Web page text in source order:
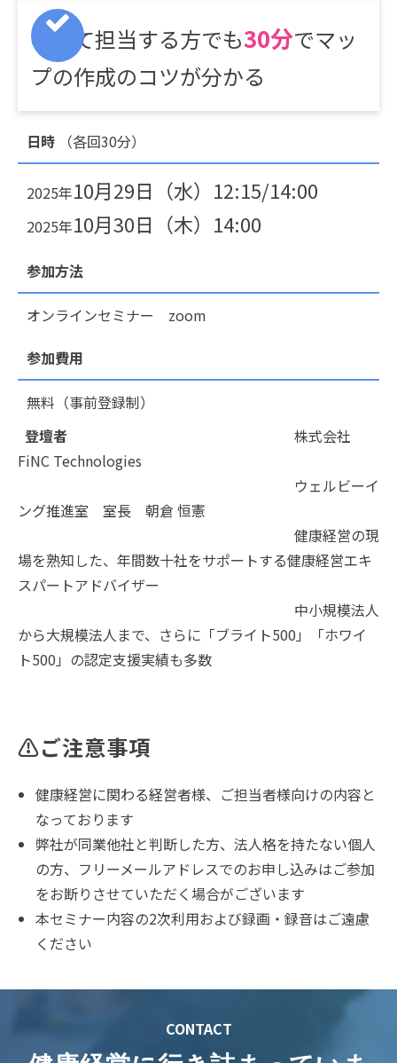
初めて担当する方でも30分でマッ
プの作成のコツが分かる
日時 （各回30分）
2025年10月29日（水）12:15/14:00
2025年10月30日（木）14:00
参加方法
オンラインセミナー zoom
参加費用
無料（事前登録制）
登壇者 株式会社
FiNC Technologies
ウェルビーイ
ング推進室 室長 朝倉 恒憲
健康経営の現
場を熟知した、年間数十社をサポートする健康経営エキ
スパートアドバイザー
中小規模法人
から大規模法人まで、さらに「ブライト500」「ホワイ
ト500」の認定支援実績も多数
⚠ご注意事項
健康経営に関わる経営者様、ご担当者様向けの内容と
なっております
弊社が同業他社と判断した方、法人格を持たない個人
の方、フリーメールアドレスでのお申し込みはご参加
をお断りさせていただく場合がございます
本セミナー内容の2次利用および録画・録音はご遠慮
ください
CONTACT